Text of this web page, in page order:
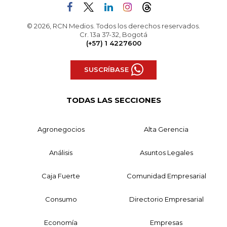
© 2026, RCN Medios. Todos los derechos reservados.
Cr. 13a 37-32, Bogotá
(+57) 1 4227600
SUSCRÍBASE
TODAS LAS SECCIONES
Agronegocios Alta Gerencia
Análisis Asuntos Legales
Caja Fuerte Comunidad Empresarial
Consumo Directorio Empresarial
Economía Empresas